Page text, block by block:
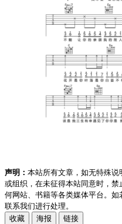
声明： 本站所有文章，如无特殊
或组织，在未征得本站同意时，
何网站、书籍等各类媒体平台。
联系我们进行处理。
收藏
海报 链接